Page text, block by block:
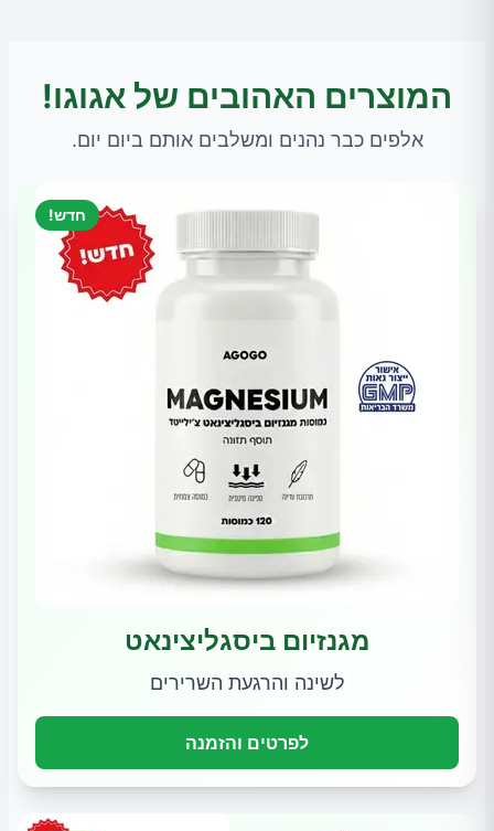
המוצרים האהובים של אגוגו!
אלפים כבר נהנים ומשלבים אותם ביום יום.
חדש!
מגנזיום ביסגליצינאט
לשינה והרגעת השרירים
לפרטים והזמנה